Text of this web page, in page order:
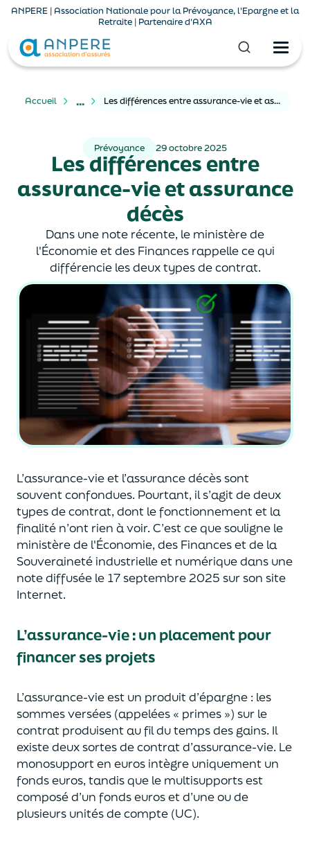
ANPERE | Association Nationale pour la Prévoyance, l'Epargne et la
Retraite | Partenaire d'AXA
Accueil ... Les différences entre assurance-vie et assurance décès
Prévoyance 29 octobre 2025
Les différences entre
assurance-vie et assurance
décès
Dans une note récente, le ministère de
l'Économie et des Finances rappelle ce qui
différencie les deux types de contrat.
L’assurance-vie et l’assurance décès sont
souventconfondues. Pourtant, il s’agit de deux
types de contrat, dont le fonctionnement et la
finalité n’ont rien à voir. C’est ce que souligne le
ministère de l'Économie, des Financeset de la
Souveraineté industrielle et numériquedans une
note diffusée le 17 septembre 2025 sur son site
Internet.
L’assurance-vie : un placement pour
financer ses projets
L’assurance-vie est un produit d’épargne : les
sommes versées (appelées « primes ») sur le
contrat produisent au fil du temps des gains. Il
existe deux sortesde contrat d’assurance-vie. Le
monosupport en euros intègre uniquement un
fonds euros, tandis que le multisupports est
composé d’un fonds euros et d’une ou de
plusieurs unités de compte (UC).